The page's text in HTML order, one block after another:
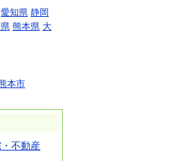
愛知県 静岡
熊本県 大
本市
不動産